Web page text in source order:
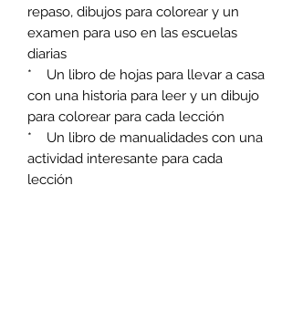
repaso, dibujos para colorear y un
examen para uso en las escuelas
diarias
* Un libro de hojas para llevar a casa
con una historia para leer y un dibujo
para colorear para cada lección
* Un libro de manualidades con una
actividad interesante para cada
lección